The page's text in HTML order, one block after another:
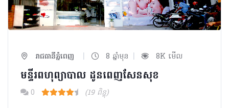
រាជធានីភ្នំពេញ | 8 ឆ្នាំមុន | 8K មើល
មន្ទីរពហុព្យាបាល ដូនពេញសែនសុខ
0 (19 ពិន្ទុ)